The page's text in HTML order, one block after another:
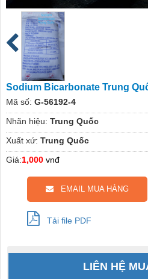
Sodium Bicarbonate Trung
Mã số: G-56192-4
Nhãn hiệu: Trung Quốc
Xuất xứ: Trung Quốc
Giá:1,000 vnđ
EMAIL MUA HÀNG
Tải file PDF
LIÊN HỆ